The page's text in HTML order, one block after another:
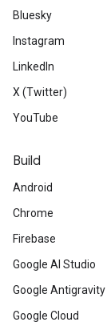
Bluesky
Instagram
LinkedIn
X (Twitter)
YouTube
Build
Android
Chrome
Firebase
Google AI Studio
Google Antigravity
Google Cloud